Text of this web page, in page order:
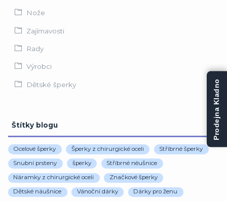
Nože
Zajímavosti
Rady
Výrobci
Dětské šperky
Štítky blogu
Ocelové šperky Šperky z chirurgické oceli Stříbrné šperky
Snubní prsteny šperky Stříbrné néušnice
Náramky z chirurgické oceli Značkové šperky
Dětské náušnice Vánoční dárky Dárky pro ženu
Prodejna Kladno